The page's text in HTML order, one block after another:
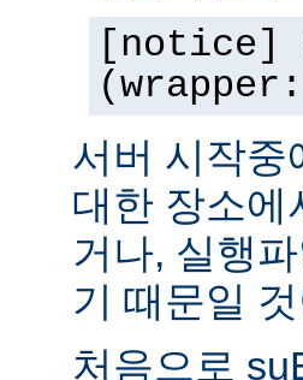
[notice]
(wrapper:
서버 시작중
대한 장소에
거나, 실행
기 때문일
처음으로